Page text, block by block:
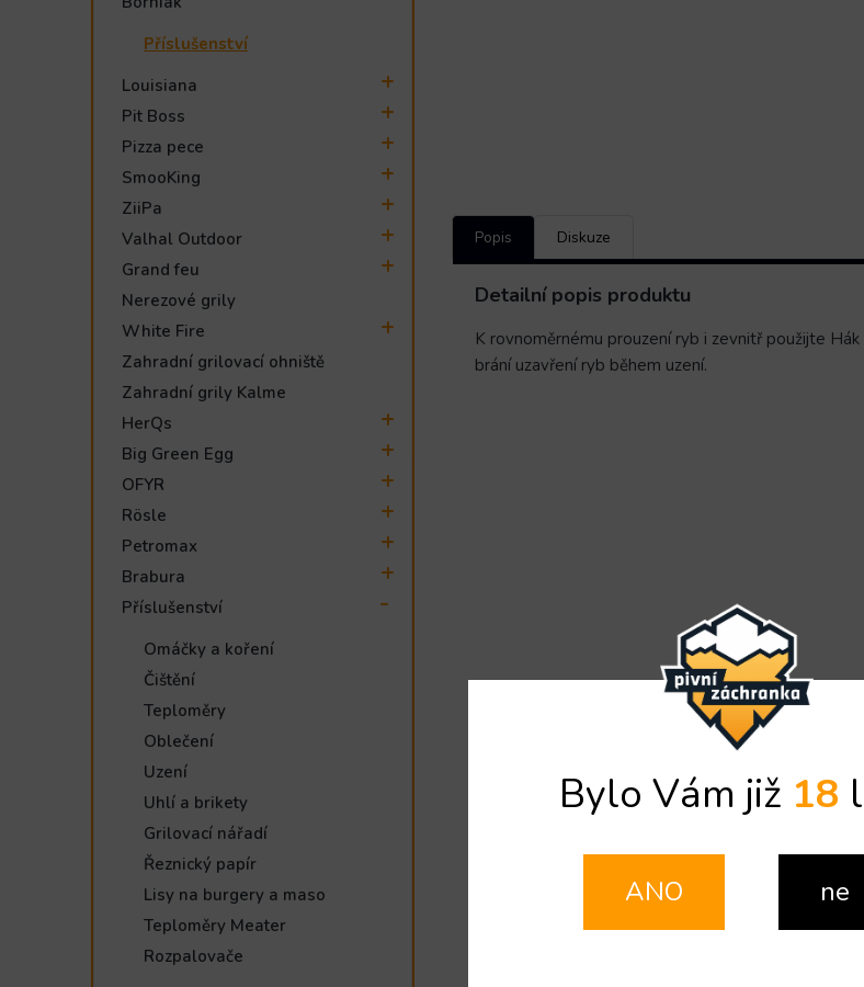
Příslušenství
Louisiana
Pit Boss
Pizza pece
SmooKing
ZiiPa
Valhal Outdoor
Grand feu
Nerezové grily
White Fire
Zahradní grilovací ohniště
Zahradní grily Kalme
HerQs
Big Green Egg
OFYR
Rösle
Petromax
Brabura
Příslušenství
Omáčky a koření
Čištění
Teploměry
Oblečení
Uzení
Uhlí a brikety
Grilovací nářadí
Řeznický papír
Lisy na burgery a maso
Teploměry Meater
Rozpalovače
Popis Diskuze
Detailní popis produktu
K rovnoměrnému prouzení ryb i zevnitř použijte
brání uzavření ryb během uzení.
Bylo Vám již 18
ANO ne